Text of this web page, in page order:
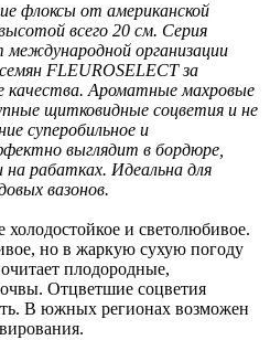
флоксы от американской
всего 20 см. Серия
организации
FLEUROSELECT за
качества. Ароматные махровые
щитковидные соцветия и не
суперобильное и
выглядит в бордюре,
на рабатках. Идеальна для
вазонов.
и светолюбивое.
но в жаркую сухую погоду
плодородные,
Отцветшие соцветия
В южных регионах возможен